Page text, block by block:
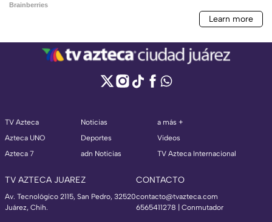
TV Azteca
Azteca UNO
Azteca 7
Noticias
Deportes
adn Noticias
a más +
Videos
TV Azteca Internacional
TV AZTECA JUAREZ
Av. Tecnológico 2115, San Pedro, 32520
Juárez, Chih.
CONTACTO
contacto@tvazteca.com
6565411278 | Conmutador